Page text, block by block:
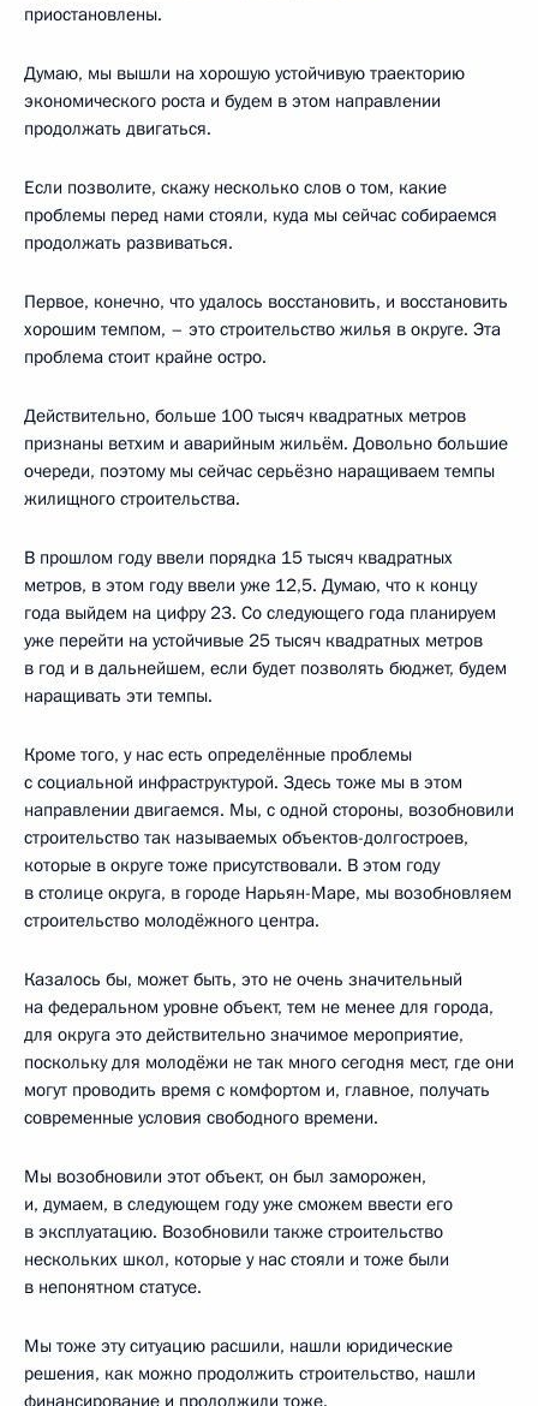
приостановлены.
Думаю, мы вышли на хорошую устойчивую траекторию
экономического роста и будем в этом направлении
продолжать двигаться.
Если позволите, скажу несколько слов о том, какие
проблемы перед нами стояли, куда мы сейчас собираемся
продолжать развиваться.
Первое, конечно, что удалось восстановить, и восстановить
хорошим темпом, – это строительство жилья в округе. Эта
проблема стоит крайне остро.
Действительно, больше 100 тысяч квадратных метров
признаны ветхим и аварийным жильём. Довольно большие
очереди, поэтому мы сейчас серьёзно наращиваем темпы
жилищного строительства.
В прошлом году ввели порядка 15 тысяч квадратных
метров, в этом году ввели уже 12,5. Думаю, что к концу
года выйдем на цифру 23. Со следующего года планируем
уже перейти на устойчивые 25 тысяч квадратных метров
в год и в дальнейшем, если будет позволять бюджет, будем
наращивать эти темпы.
Кроме того, у нас есть определённые проблемы
с социальной инфраструктурой. Здесь тоже мы в этом
направлении двигаемся. Мы, с одной стороны, возобновили
строительство так называемых объектов-долгостроев,
которые в округе тоже присутствовали. В этом году
в столице округа, в городе Нарьян-Маре, мы возобновляем
строительство молодёжного центра.
Казалось бы, может быть, это не очень значительный
на федеральном уровне объект, тем не менее для города,
для округа это действительно значимое мероприятие,
поскольку для молодёжи не так много сегодня мест, где они
могут проводить время с комфортом и, главное, получать
современные условия свободного времени.
Мы возобновили этот объект, он был заморожен,
и, думаем, в следующем году уже сможем ввести его
в эксплуатацию. Возобновили также строительство
нескольких школ, которые у нас стояли и тоже были
в непонятном статусе.
Мы тоже эту ситуацию расшили, нашли юридические
решения, как можно продолжить строительство, нашли
финансирование и продолжили тоже.